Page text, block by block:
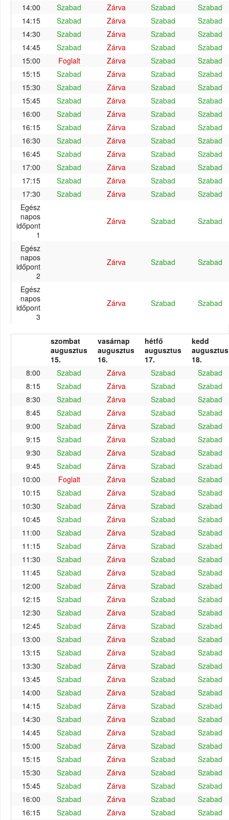
14:00
Szabad Zárva Szabad
Szabad
14:15
Szabad Zárva Szabad
Szabad
14:30
Szabad Zárva Szabad
Szabad
14:45
Szabad Zárva Szabad
Szabad
15:00
Foglalt Zárva Szabad
Szabad
15:15
Szabad Zárva Szabad
Szabad
15:30
Szabad Zárva Szabad
Szabad
15:45
Szabad Zárva Szabad
Szabad
16:00
Szabad Zárva Szabad
Szabad
16:15
Szabad Zárva Szabad
Szabad
16:30
Szabad Zárva Szabad
Szabad
16:45
Szabad Zárva Szabad
Szabad
17:00
Szabad Zárva Szabad
Szabad
17:15
Szabad Zárva Szabad
Szabad
17:30
Szabad Zárva Szabad
Szabad
Egész
napos
időpont
1
Zárva Szabad Szabad
Egész
napos
időpont
2
Zárva Szabad Szabad
Egész
napos
időpont
3
Zárva Szabad Szabad
szombat
augusztus
15.
vasárnap
augusztus
16.
hétfő
augusztus
17.
kedd
augusztus
18.
8:00
Szabad Zárva Szabad
Szabad
8:15
Szabad Zárva Szabad
Szabad
8:30
Szabad Zárva Szabad
Szabad
8:45
Szabad Zárva Szabad
Szabad
9:00
Szabad Zárva Szabad
Szabad
9:15
Szabad Zárva Szabad
Szabad
9:30
Szabad Zárva Szabad
Szabad
9:45
Szabad Zárva Szabad
Szabad
10:00
Foglalt Zárva Szabad
Szabad
10:15
Szabad Zárva Szabad
Szabad
10:30
Szabad Zárva Szabad
Szabad
10:45
Szabad Zárva Szabad
Szabad
11:00
Szabad Zárva Szabad
Szabad
11:15
Szabad Zárva Szabad
Szabad
11:30
Szabad Zárva Szabad
Szabad
11:45
Szabad Zárva Szabad
Szabad
12:00
Szabad Zárva Szabad
Szabad
12:15
Szabad Zárva Szabad
Szabad
12:30
Szabad Zárva Szabad
Szabad
12:45
Szabad Zárva Szabad
Szabad
13:00
Szabad Zárva Szabad
Szabad
13:15
Szabad Zárva Szabad
Szabad
13:30
Szabad Zárva Szabad
Szabad
13:45
Szabad Zárva Szabad
Szabad
14:00
Szabad Zárva Szabad
Szabad
14:15
Szabad Zárva Szabad
Szabad
14:30
Szabad Zárva Szabad
Szabad
14:45
Szabad Zárva Szabad
Szabad
15:00
Szabad Zárva Szabad
Szabad
15:15
Szabad Zárva Szabad
Szabad
15:30
Szabad Zárva Szabad
Szabad
15:45
Szabad Zárva Szabad
Szabad
16:00
Szabad Zárva Szabad
Szabad
16:15
Szabad Zárva Szabad Szabad